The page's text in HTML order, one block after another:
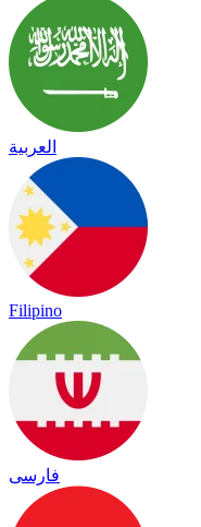
العربية
Filipino
فارسی